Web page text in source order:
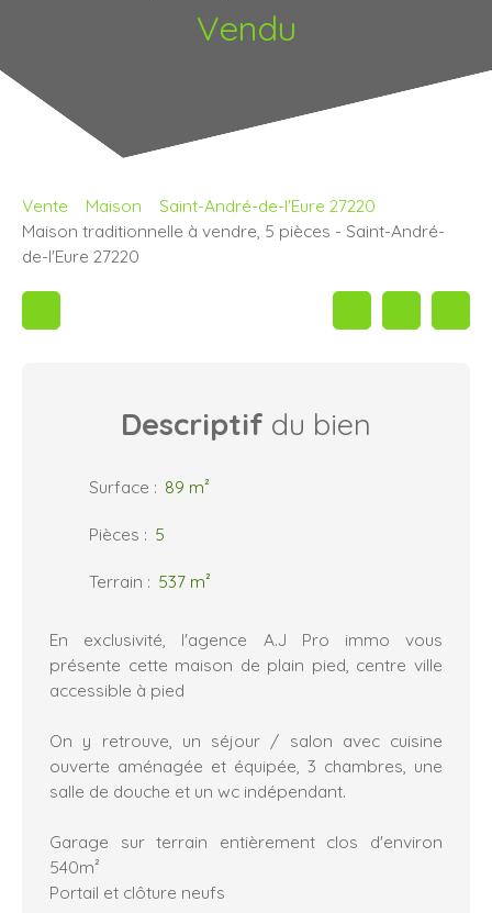
Vendu
Vente Maison
Saint-André-de-l'Eure 27220
Maison traditionnelle à vendre, 5 pièces - Saint-André-
de-l'Eure 27220
Descriptif du bien
Surface : 89 m²
Pièces : 5
Terrain : 537 m²
En exclusivité, l'agence A.J Pro immo vous
présente cette maison de plain pied, centre ville
accessible à pied
On y retrouve, un séjour / salon avec cuisine
ouverte aménagée et équipée, 3 chambres, une
salle de douche et un wc indépendant.
Garage sur terrain entièrement clos d'environ
540m²
Portail et clôture neufs